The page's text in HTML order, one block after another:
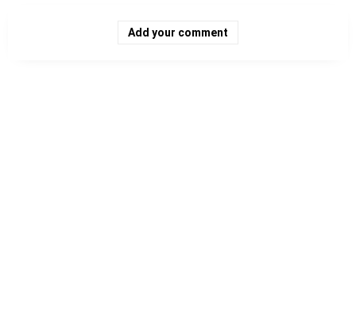
Add your comment